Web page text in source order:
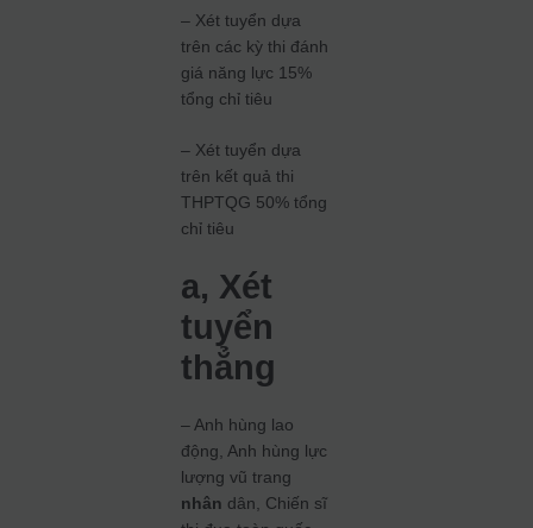
– Xét tuyển dựa
trên các kỳ thi đánh
giá năng lực 15%
tổng chỉ tiêu
– Xét tuyển dựa
trên kết quả thi
THPTQG 50% tổng
chỉ tiêu
a, Xét
tuyển
thẳng
– Anh hùng lao
động, Anh hùng lực
lượng vũ trang
nhân dân, Chiến sĩ